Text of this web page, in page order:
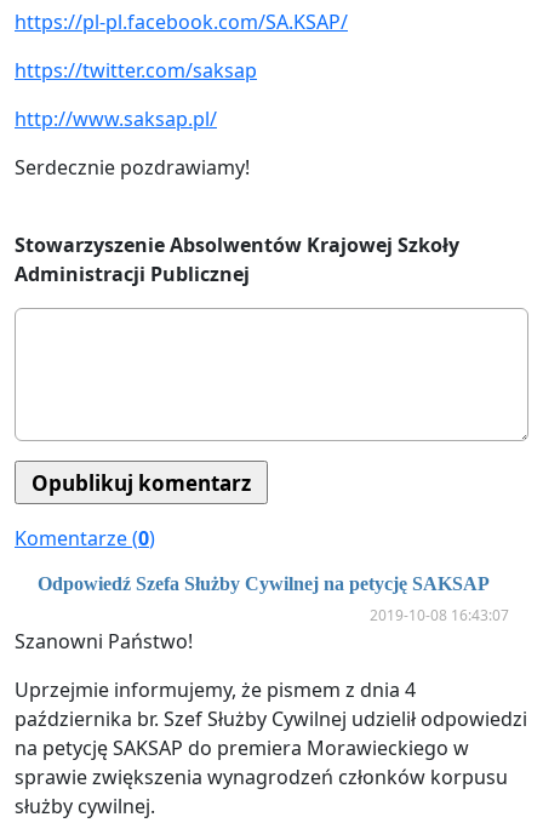
https://pl-pl.facebook.com/SA.KSAP/
https://twitter.com/saksap
http://www.saksap.pl/
Serdecznie pozdrawiamy!
Stowarzyszenie Absolwentów Krajowej Szkoły
Administracji Publicznej
Komentarze (0)
Odpowiedź Szefa Służby Cywilnej na petycję SAKSAP
2019-10-08 16:43:07
Szanowni Państwo!
Uprzejmie informujemy, że pismem z dnia 4
października br. Szef Służby Cywilnej udzielił odpowiedzi
na petycję SAKSAP do premiera Morawieckiego w
sprawie zwiększenia wynagrodzeń członków korpusu
służby cywilnej.